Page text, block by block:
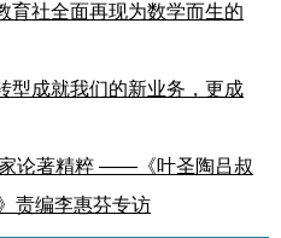
育社全面再现为数学而生的
型成就我们的新业务，更成
论著精粹 ——《叶圣陶吕叔
责编李惠芬专访